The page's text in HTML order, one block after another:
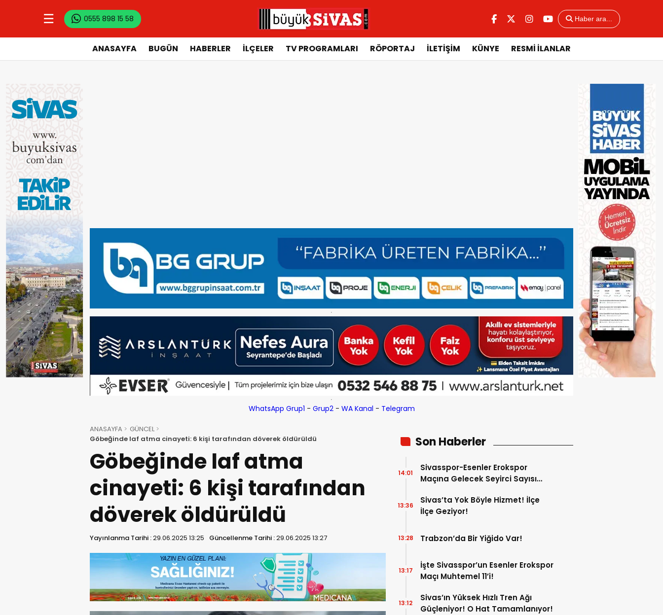
☰ 0555 898 15 58 Haber ara...
ANASAYFA BUGÜN HABERLER İLÇELER TV PROGRAMLARI RÖPORTAJ İLETİŞİM KÜNYE RESMİ İLANLAR
WhatsApp Grup1 - Grup2- WA Kanal - Telegram
ANASAYFA
GÜNCEL
Göbeğinde laf atma cinayeti: 6 kişi tarafından döverek öldürüldü
Göbeğinde laf atma
cinayeti: 6 kişi tarafından
döverek öldürüldü
Yayınlanma Tarihi :29.06.2025 13:25 Güncellenme Tarihi :29.06.2025 13:27
Son Haberler
Sivasspor-Esenler Erokspor
Maçına Gelecek Seyirci Sayısı
14:01
Sivas’ta Yok Böyle Hizmet! İlçe
İlçe Geziyor!
13:36
Trabzon’da Bir Yiğido Var!
13:28
İşte Sivasspor’un Esenler Erokspor
Maçı Muhtemel 11’i!
13:17
Sivas’ın Yüksek Hızlı Tren Ağı
Güçleniyor! O Hat Tamamlanıyor!
13:12